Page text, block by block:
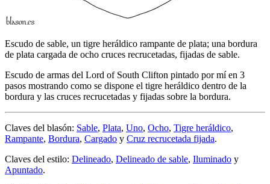
Escudo de sable, un tigre heráldico rampante de plata; una bordura
de plata cargada de ocho cruces recrucetadas, fijadas de sable.
Escudo de armas del Lord of South Clifton pintado por mí en 3
pasos mostrando como se dispone el tigre heráldico dentro de la
bordura y las cruces recrucetadas y fijadas sobre la bordura.
Claves del blasón: Sable, Plata, Uno, Ocho, Tigre heráldico,
Rampante, Bordura, Cargado y Cruz recrucetada fijada.
Claves del estilo: Delineado, Delineado de sable, Iluminado y
Apuntado.